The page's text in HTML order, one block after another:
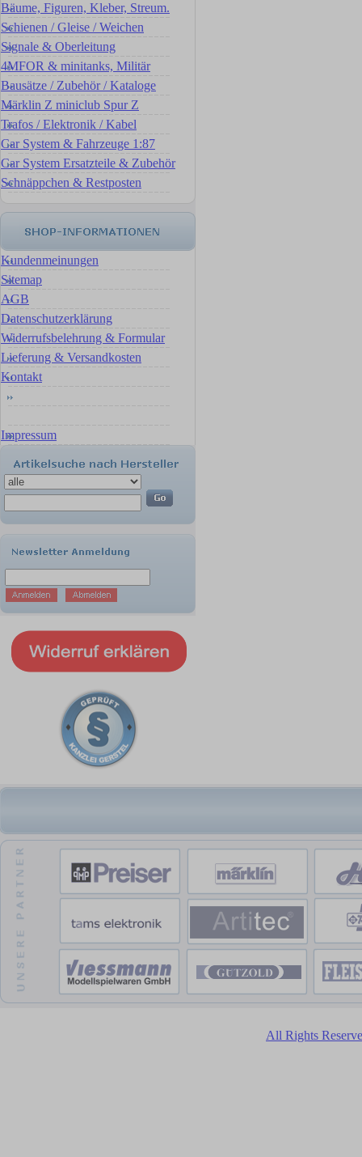
Bäume, Figuren, Kleber, Streum.
Schienen / Gleise / Weichen
Signale & Oberleitung
4MFOR & minitanks, Militär
Bausätze / Zubehör / Kataloge
Märklin Z miniclub Spur Z
Trafos / Elektronik / Kabel
Car System & Fahrzeuge 1:87
Car System Ersatzteile & Zubehör
Schnäppchen & Restposten
Kundenmeinungen
Sitemap
AGB
Datenschutzerklärung
Widerrufsbelehrung & Formular
Lieferung & Versandkosten
Kontakt
Impressum
All Rights